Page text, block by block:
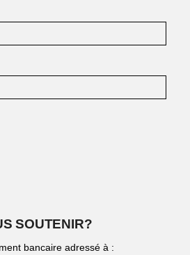
SOUTENIR?
bancaire adressé à :